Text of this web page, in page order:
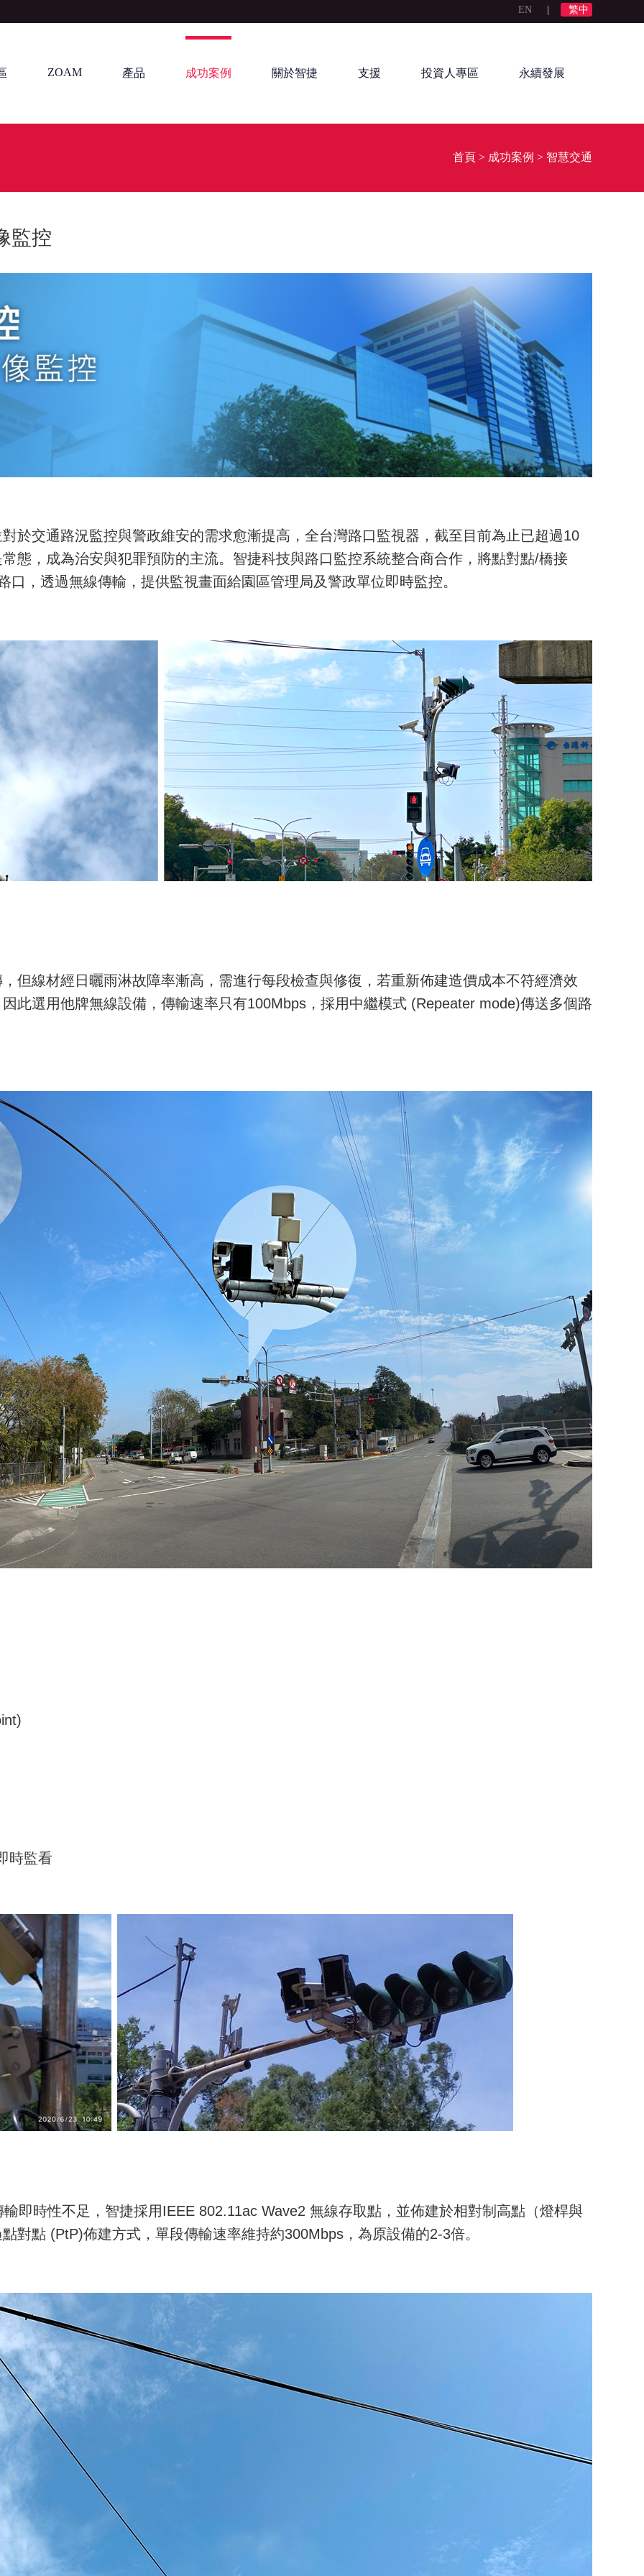
EN 繁中
ZOAM 產品 成功案例 關於智捷 支援 投資人專區 永續發展
首頁 > 成功案例 > 智慧交通
監控
於交通路況監控與警政維安的需求愈漸提高 ，全台灣路口監視器，截至目前為止已超過10
態 ，成為治安與犯罪預防的主流。 智捷科技與路口監控系統整合商合作，將點對點/橋接
，透過無線傳輸，提供監視畫面給園區管理局及警政單位即時監控。
但線材經日曬雨淋故障率漸高，需進行每段檢查與修復，若重新佈建造價成本不符經濟效
此選用他牌無線設備，傳輸速率只有100Mbps ，採用中繼模式 (Repeater mode)傳送多個路
時監看
輸即時性不足，智捷採用IEEE 802.11ac Wave2 無線存取點，並佈建於相對制高點（燈桿與
點對點 (PtP)佈建方式，單段傳輸速率維持約300Mbps，為原設備的2-3倍。